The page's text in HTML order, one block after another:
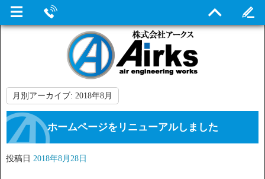
月別アーカイブ: 2018年8月
ホームページをリニューアルしました
投稿日 2018年8月28日